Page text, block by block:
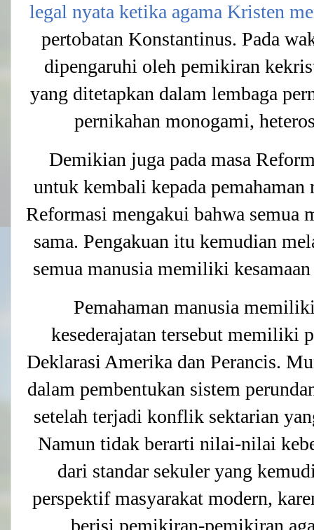
legal nyata ketika agama Kristen
pertobatan Konstantinus. Pada
dipengaruhi oleh pemikiran
yang ditetapkan dalam lembaga
pernikahan monogami,
Demikian juga pada masa
untuk kembali kepada
Reformasi mengakui bahwa semua
sama. Pengakuan itu kemudian
semua manusia memiliki
Pemahaman manusia
kesederajatan tersebut memiliki
Deklarasi Amerika dan Perancis.
dalam pembentukan sistem
setelah terjadi konflik sektarian
Namun tidak berarti nilai-nilai
dari standar sekuler yang
perspektif masyarakat modern,
berisi pemikiran-pemikiran